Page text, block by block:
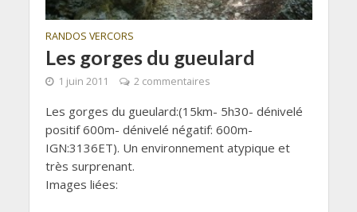
RANDOS VERCORS
Les gorges du gueulard
1 juin 2011 2 commentaires
Les gorges du gueulard:(15km- 5h30- dénivelé
positif 600m- dénivelé négatif: 600m-
IGN:3136ET). Un environnement atypique et
très surprenant.
Images liées: